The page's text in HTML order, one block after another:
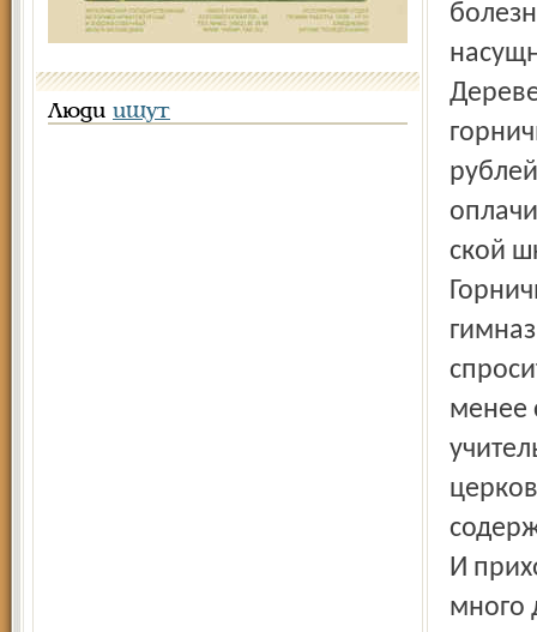
Люди ищут
ской
менее
И
много